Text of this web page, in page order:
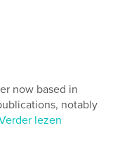
now based in
notably
lezen